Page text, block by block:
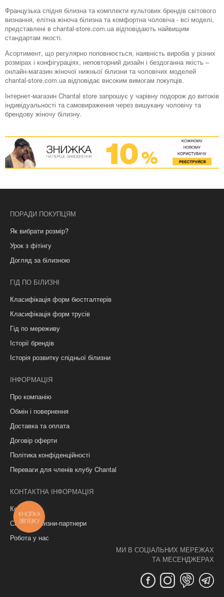
Французька спідня білизна та комплекти культових брендів світового
визнання, елітна жіноча білизна та комфортна чоловіча - всі моделі,
представлені в chantal-store.com.ua відповідають найвищим
стандартам якості.
Асортимент, що регулярно поповнюється, наявність виробів у різних
розмірах і конфігураціях, неповторний дизайн і бездоганна якість –
онлайн-магазин жіночої нижньої білизни та чоловічих моделей
chantal-store.com.ua відповідає високим вимогам покупців.
Інтернет-магазин Chantal store запрошує у чарівну подорож до витоків
індивідуальності та самовираження через вишукану чоловічу та
брендову жіночу білизну.
ПОРАДИ ПОКУПЦЯМ
Як вибрати розмір?
Урок з фітінгу
Догляд за білизною
ГІД ПО БІЛИЗНІ
Класифікація форм бюстгалтерів
Класифікація форм трусів
Гід по мереживу
Історії брендів
Історія розвитку спідньої білизни
ІНФОРМАЦІЯ
Про компанію
Обмін і повернення
Доставка та оплата
Договір оферти
Політика конфіденційності
Переваги для членів клубу Chantal
КОНТАКТНА ІНФОРМАЦІЯ
Контакти
Салони білизни-партнери
Робота у нас
МИ В СОЦІАЛЬНИХ МЕРЕЖАХ
ТА МЕСЕНДЖЕРАХ
КНОПКА
ЗВ'ЯЗКУ